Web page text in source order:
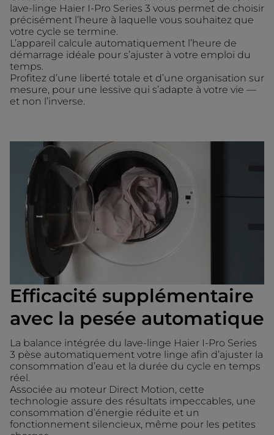
lave-linge Haier I-Pro Series 3 vous permet de choisir
précisément l’heure à laquelle vous souhaitez que
votre cycle se termine.
L’appareil calcule automatiquement l’heure de
démarrage idéale pour s’ajuster à votre emploi du
temps.
Profitez d’une liberté totale et d’une organisation sur
mesure, pour une lessive qui s’adapte à votre vie —
et non l’inverse.
Efficacité supplémentaire
avec la pesée automatique
La balance intégrée du lave-linge Haier I-Pro Series
3 pèse automatiquement votre linge afin d’ajuster la
consommation d’eau et la durée du cycle en temps
réel.
Associée au moteur Direct Motion, cette
technologie assure des résultats impeccables, une
consommation d’énergie réduite et un
fonctionnement silencieux, même pour les petites